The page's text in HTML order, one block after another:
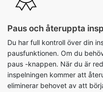
Paus och återuppta
Du har full kontroll över din
pausfunktionen. Om du
paus -knappen. När du är
inspelningen kommer att
eliminerar behovet av att